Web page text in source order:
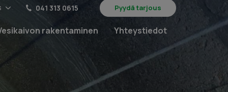
rakentaminen Yhteystiedot
041 313 0615 Pyydä tarjous